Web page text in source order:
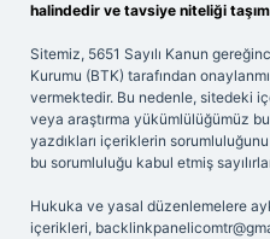
halindedir ve tavsiye niteliği
Sitemiz, 5651 Sayılı Kanun
Kurumu (BTK) tarafından
vermektedir. Bu nedenle, sitedeki
veya araştırma yükümlülüğümüz
yazdıkları içeriklerin
bu sorumluluğu kabul etmiş
Hukuka ve yasal düzenlemelere
içerikleri,